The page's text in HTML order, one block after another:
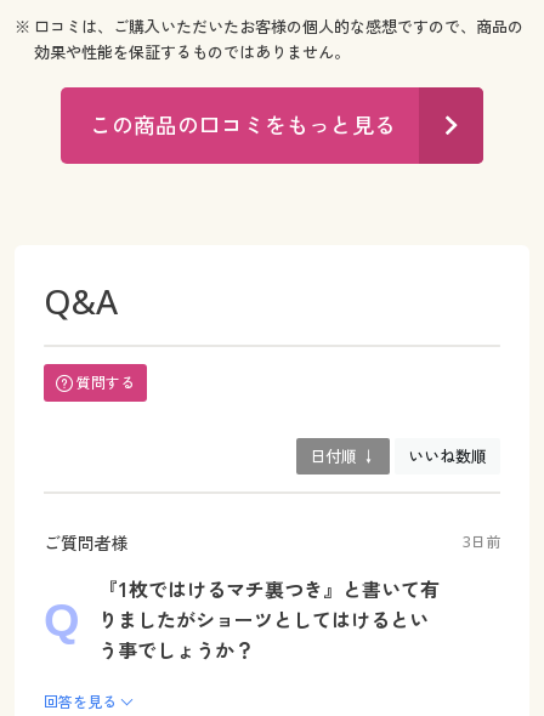
※ 口コミは、ご購入いただいたお客様の個人的な感想ですので、商品の
効果や性能を保証するものではありません。
この商品の口コミをもっと見る
Q&A
質問する
日付順 ↓ いいね数順
ご質問者様 3日前
『1枚ではけるマチ裏つき』と書いて有
りましたがショーツとしてはけるとい
う事でしょうか？
回答を見る